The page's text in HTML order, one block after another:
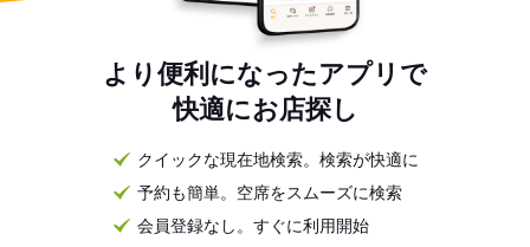
より便利になったアプリで
快適にお店探し
クイックな現在地検索。検索が快適に
予約も簡単。空席をスムーズに検索
会員登録なし。すぐに利用開始